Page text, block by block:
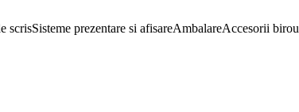
scrisSisteme prezentare si afisareAmbalareAccesorii birou